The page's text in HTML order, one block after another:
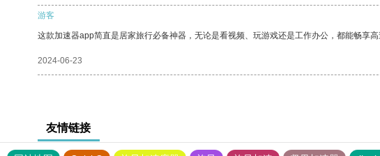
游客
这款加速器app简直是居家旅行必备神器，无论是看视频、玩游戏还是工作办公，都能畅享
2024-06-23
友情链接